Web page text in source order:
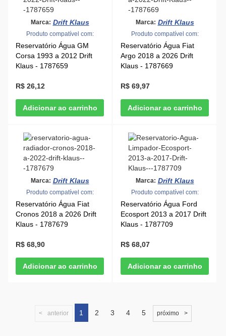
Marca: Drift Klaus
Produto compatível com:
Reservatório Água GM
Corsa 1993 a 2012 Drift
Klaus - 1787659
R$ 26,12
Marca: Drift Klaus
Produto compatível com:
Reservatório Água Fiat
Argo 2018 a 2026 Drift
Klaus - 1787669
R$ 69,97
Marca: Drift Klaus
Produto compatível com:
Reservatório Água Fiat
Cronos 2018 a 2026 Drift
Klaus - 1787679
R$ 68,90
Marca: Drift Klaus
Produto compatível com:
Reservatório Água Ford
Ecosport 2013 a 2017 Drift
Klaus - 1787709
R$ 68,07
anterior 1 2 3 4 5 próximo